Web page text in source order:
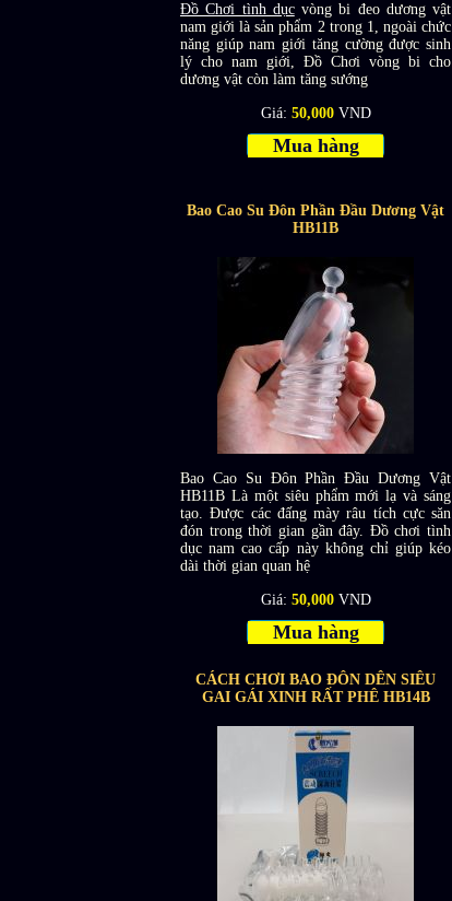
Đồ Chơi tình dụcvòng bi đeo dương vật
nam giới là sản phẩm 2 trong 1, ngoài chức
năng giúp nam giới tăng cường được sinh
lý cho nam giới, Đồ Chơi vòng bi cho
dương vật còn làm tăng sướng
Giá: 50,000 VND
Mua hàng
Bao Cao Su Đôn Phần Đầu Dương Vật
HB11B
Bao Cao Su Đôn Phần Đầu Dương Vật
HB11B Là một siêu phẩm mới lạ và sáng
tạo. Được các đấng mày râu tích cực săn
đón trong thời gian gần đây. Đồ chơi tình
dục nam cao cấp này không chỉ giúp kéo
dài thời gian quan hệ
Giá: 50,000 VND
Mua hàng
CÁCH CHƠI BAO ĐÔN DÊN SIÊU
GAI GÁI XINH RẤT PHÊ HB14B